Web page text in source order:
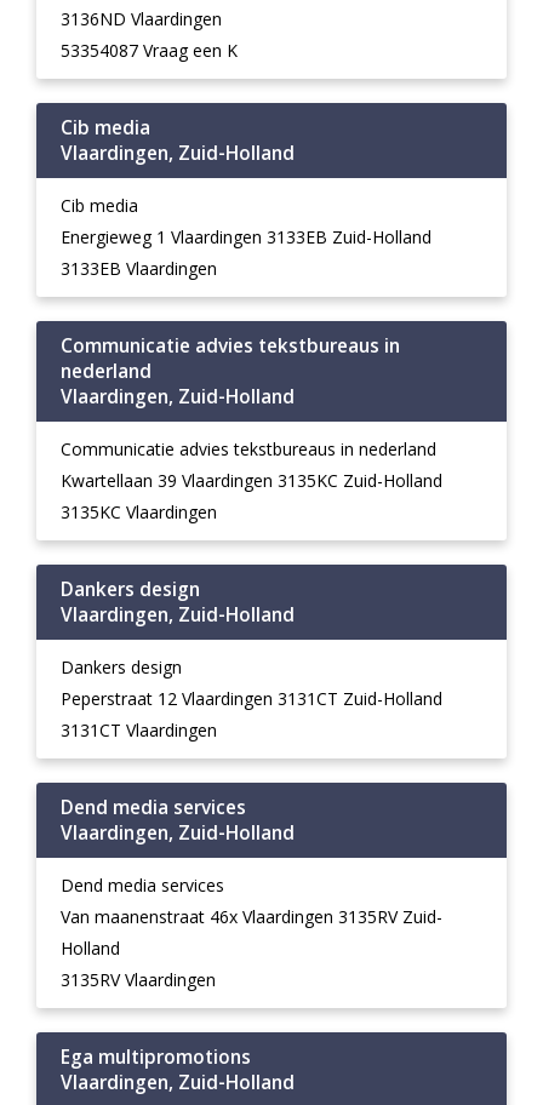
3136ND Vlaardingen
53354087 Vraag een K
Cib media
Vlaardingen, Zuid-Holland
Cib media
Energieweg 1 Vlaardingen 3133EB Zuid-Holland
3133EB Vlaardingen
Communicatie advies tekstbureaus in
nederland
Vlaardingen, Zuid-Holland
Communicatie advies tekstbureaus in nederland
Kwartellaan 39 Vlaardingen 3135KC Zuid-Holland
3135KC Vlaardingen
Dankers design
Vlaardingen, Zuid-Holland
Dankers design
Peperstraat 12 Vlaardingen 3131CT Zuid-Holland
3131CT Vlaardingen
Dend media services
Vlaardingen, Zuid-Holland
Dend media services
Van maanenstraat 46x Vlaardingen 3135RV Zuid-
Holland
3135RV Vlaardingen
Ega multipromotions
Vlaardingen, Zuid-Holland